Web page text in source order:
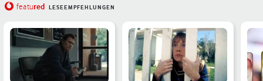
featured LESEEMPFEHLUNGEN